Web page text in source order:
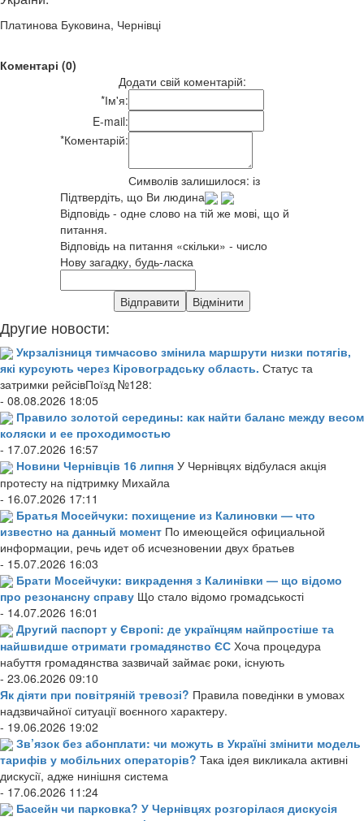
Платинова Буковина, Чернівці
Коментарі (0)
Додати свій коментарій:
*Ім'я:
E-mail:
*Коментарій:
Символів залишилося: із
Підтвердіть, що Ви людина
Відповідь - одне слово на тій же мові, що й
питання.
Відповідь на питання «скільки» - число
Нову загадку, будь-ласка
Другие новости:
Укрзалізниця тимчасово змінила маршрути низки потягів,
які курсують через Кіровоградську область. Статус та
затримки рейсівПоїзд №128:
- 08.08.2026 18:05
Правило золотой середины: как найти баланс между весом
коляски и ее проходимостью
- 17.07.2026 16:57
Новини Чернівців 16 липня У Чернівцях відбулася акція
протесту на підтримку Михайла
- 16.07.2026 17:11
Братья Мосейчуки: похищение из Калиновки — что
известно на данный момент По имеющейся официальной
информации, речь идет об исчезновении двух братьев
- 15.07.2026 16:03
Брати Мосейчуки: викрадення з Калинівки — що відомо
про резонансну справу Що стало відомо громадськості
- 14.07.2026 16:01
Другий паспорт у Європі: де українцям найпростіше та
найшвидше отримати громадянство ЄС Хоча процедура
набуття громадянства зазвичай займає роки, існують
- 23.06.2026 09:10
Як діяти при повітряній тревозі? Правила поведінки в умовах
надзвичайної ситуації воєнного характеру.
- 19.06.2026 19:02
Зв’язок без абонплати: чи можуть в Україні змінити модель
тарифів у мобільних операторів? Така ідея викликала активні
дискусії, адже нинішня система
- 17.06.2026 11:24
Басейн чи парковка? У Чернівцях розгорілася дискусія